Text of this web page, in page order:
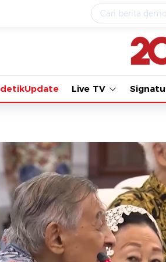
Yang sedang
data live
#3prabowo
#5demo
Promoted
Terakhir yang
Loading...
detikUpdate Live TV